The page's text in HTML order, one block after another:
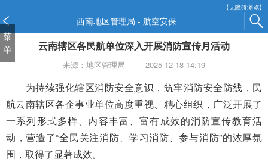
【无障碍浏览】
西南地区管理局 - 航空安保
菜
单
云南辖区各民航单位深入开展消防宣传月活动
来源：地区管理局 2025-12-18 14:19
为持续强化辖区消防安全意识，筑牢消防安全防线，民
航云南辖区各企事业单位高度重视、精心组织，广泛开展了
一系列形式多样、内容丰富、富有成效的消防宣传教育活
动，营造了“全民关注消防、学习消防、参与消防”的浓厚氛
围，取得了显著成效。
窗
口
打
碍
说
明
页
面,